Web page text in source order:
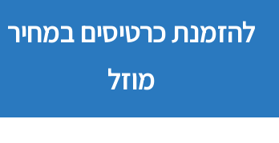
להזמנת כרטיסים במחיר
מוזל